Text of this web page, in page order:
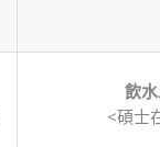
飲
<碩士